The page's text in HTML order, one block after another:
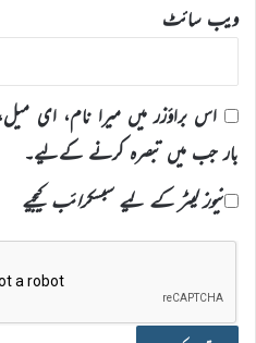
ویب‌ سائٹ
اس براؤزر میں میرا نام، ای
بار جب میں تبصرہ کرنے کےلیے۔
نیوز لیٹر کے لیے سبسکرائب کیجیے